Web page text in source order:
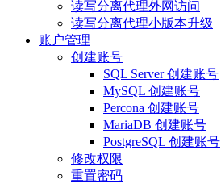
读写分离代理外网访问
读写分离代理小版本升级
账户管理
创建账号
SQL Server 创建账号
MySQL 创建账号
Percona 创建账号
MariaDB 创建账号
PostgreSQL 创建账号
修改权限
重置密码